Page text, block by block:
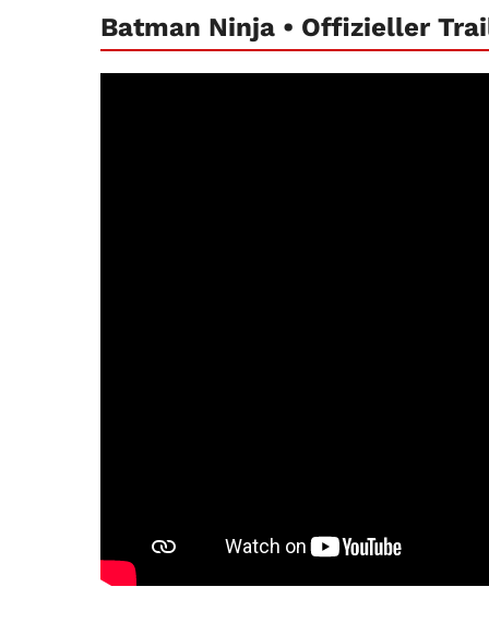
Batman Ninja • Offizieller